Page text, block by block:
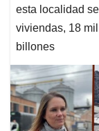
esta localidad
viviendas, 18
billones